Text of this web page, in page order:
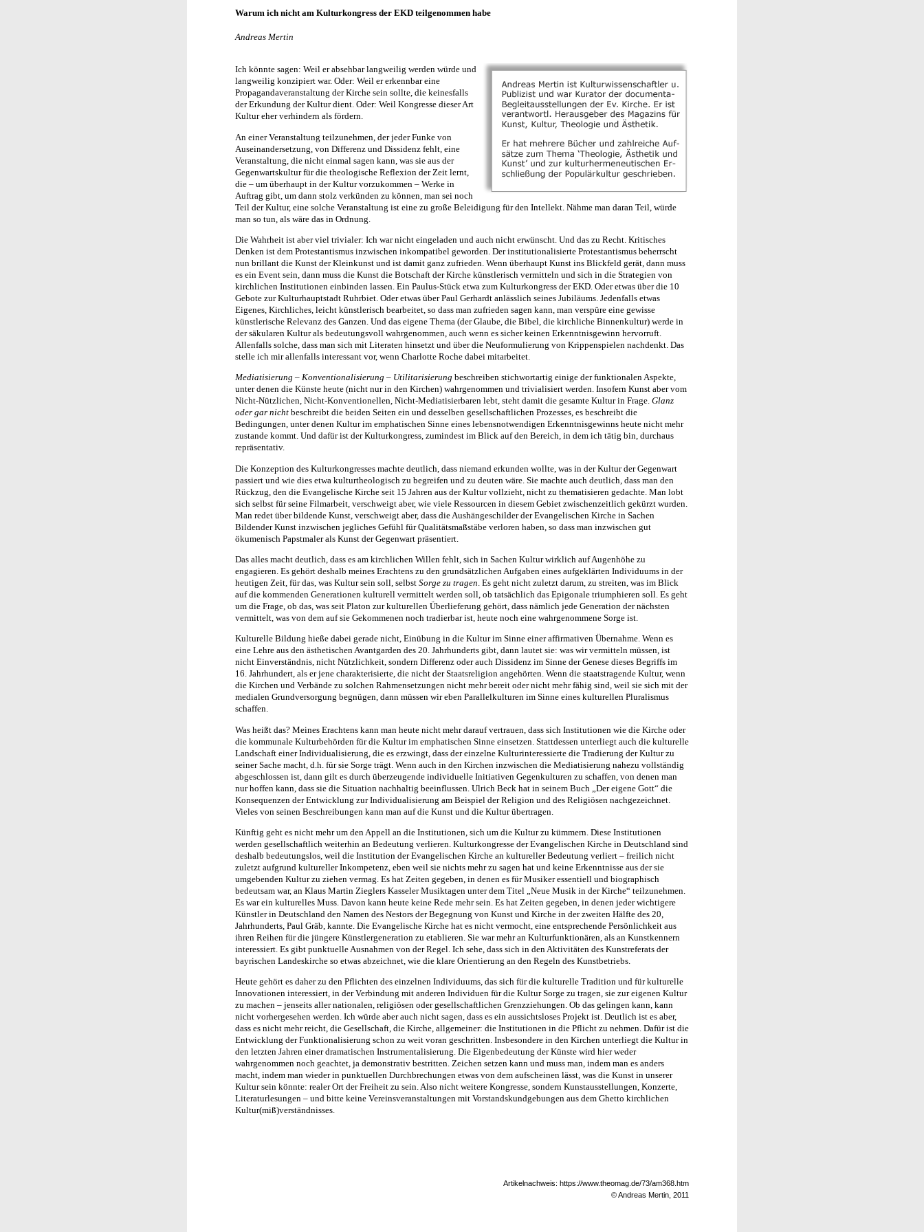
Warum ich nicht am Kulturkongress der EKD teilgenommen habe
Andreas Mertin
Ich könnte sagen: Weil er absehbar langweilig werden würde und
langweilig konzipiert war. Oder: Weil er erkennbar eine
Propagandaveranstaltung der Kirche sein sollte, die keinesfalls
der Erkundung der Kultur dient. Oder: Weil Kongresse dieser Art
Kultur eher verhindern als fördern.
An einer Veranstaltung teilzunehmen, der jeder Funke von
Auseinandersetzung, von Differenz und Dissidenz fehlt, eine
Veranstaltung, die nicht einmal sagen kann, was sie aus der
Gegenwartskultur für die theologische Reflexion der Zeit lernt,
die – um überhaupt in der Kultur vorzukommen – Werke in
Auftrag gibt, um dann stolz verkünden zu können, man sei noch
Teil der Kultur, eine solche Veranstaltung ist eine zu große Beleidigung für den Intellekt. Nähme man daran Teil, würde
man so tun, als wäre das in Ordnung.
Die Wahrheit ist aber viel trivialer: Ich war nicht eingeladen und auch nicht erwünscht. Und das zu Recht. Kritisches
Denken ist dem Protestantismus inzwischen inkompatibel geworden. Der institutionalisierte Protestantismus beherrscht
nun brillant die Kunst der Kleinkunst und ist damit ganz zufrieden. Wenn überhaupt Kunst ins Blickfeld gerät, dann muss
es ein Event sein, dann muss die Kunst die Botschaft der Kirche künstlerisch vermitteln und sich in die Strategien von
kirchlichen Institutionen einbinden lassen. Ein Paulus-Stück etwa zum Kulturkongress der EKD. Oder etwas über die 10
Gebote zur Kulturhauptstadt Ruhrbiet. Oder etwas über Paul Gerhardt anlässlich seines Jubiläums. Jedenfalls etwas
Eigenes, Kirchliches, leicht künstlerisch bearbeitet, so dass man zufrieden sagen kann, man verspüre eine gewisse
künstlerische Relevanz des Ganzen. Und das eigene Thema (der Glaube, die Bibel, die kirchliche Binnenkultur) werde in
der säkularen Kultur als bedeutungsvoll wahrgenommen, auch wenn es sicher keinen Erkenntnisgewinn hervorruft.
Allenfalls solche, dass man sich mit Literaten hinsetzt und über die Neuformulierung von Krippenspielen nachdenkt. Das
stelle ich mir allenfalls interessant vor, wenn Charlotte Roche dabei mitarbeitet.
Mediatisierung – Konventionalisierung – Utilitarisierung beschreiben stichwortartig einige der funktionalen Aspekte,
unter denen die Künste heute (nicht nur in den Kirchen) wahrgenommen und trivialisiert werden. Insofern Kunst aber vom
Nicht-Nützlichen, Nicht-Konventionellen, Nicht-Mediatisierbaren lebt, steht damit die gesamte Kultur in Frage. Glanz
oder gar nicht beschreibt die beiden Seiten ein und desselben gesellschaftlichen Prozesses, es beschreibt die
Bedingungen, unter denen Kultur im emphatischen Sinne eines lebensnotwendigen Erkenntnisgewinns heute nicht mehr
zustande kommt. Und dafür ist der Kulturkongress, zumindest im Blick auf den Bereich, in dem ich tätig bin, durchaus
repräsentativ.
Die Konzeption des Kulturkongresses machte deutlich, dass niemand erkunden wollte, was in der Kultur der Gegenwart
passiert und wie dies etwa kulturtheologisch zu begreifen und zu deuten wäre. Sie machte auch deutlich, dass man den
Rückzug, den die Evangelische Kirche seit 15 Jahren aus der Kultur vollzieht, nicht zu thematisieren gedachte. Man lobt
sich selbst für seine Filmarbeit, verschweigt aber, wie viele Ressourcen in diesem Gebiet zwischenzeitlich gekürzt wurden.
Man redet über bildende Kunst, verschweigt aber, dass die Aushängeschilder der Evangelischen Kirche in Sachen
Bildender Kunst inzwischen jegliches Gefühl für Qualitätsmaßstäbe verloren haben, so dass man inzwischen gut
ökumenisch Papstmaler als Kunst der Gegenwart präsentiert.
Das alles macht deutlich, dass es am kirchlichen Willen fehlt, sich in Sachen Kultur wirklich auf Augenhöhe zu
engagieren. Es gehört deshalb meines Erachtens zu den grundsätzlichen Aufgaben eines aufgeklärten Individuums in der
heutigen Zeit, für das, was Kultur sein soll, selbst Sorge zu tragen . Es geht nicht zuletzt darum, zu streiten, was im Blick
auf die kommenden Generationen kulturell vermittelt werden soll, ob tatsächlich das Epigonale triumphieren soll. Es geht
um die Frage, ob das, was seit Platon zur kulturellen Überlieferung gehört, dass nämlich jede Generation der nächsten
vermittelt, was von dem auf sie Gekommenen noch tradierbar ist, heute noch eine wahrgenommene Sorge ist.
Kulturelle Bildung hieße dabei gerade nicht, Einübung in die Kultur im Sinne einer affirmativen Übernahme. Wenn es
eine Lehre aus den ästhetischen Avantgarden des 20. Jahrhunderts gibt, dann lautet sie: was wir vermitteln müssen, ist
nicht Einverständnis, nicht Nützlichkeit, sondern Differenz oder auch Dissidenz im Sinne der Genese dieses Begriffs im
16. Jahrhundert, als er jene charakterisierte, die nicht der Staatsreligion angehörten. Wenn die staatstragende Kultur, wenn
die Kirchen und Verbände zu solchen Rahmensetzungen nicht mehr bereit oder nicht mehr fähig sind, weil sie sich mit der
medialen Grundversorgung begnügen, dann müssen wir eben Parallelkulturen im Sinne eines kulturellen Pluralismus
schaffen.
Was heißt das? Meines Erachtens kann man heute nicht mehr darauf vertrauen, dass sich Institutionen wie die Kirche oder
die kommunale Kulturbehörden für die Kultur im emphatischen Sinne einsetzen. Stattdessen unterliegt auch die kulturelle
Landschaft einer Individualisierung, die es erzwingt, dass der einzelne Kulturinteressierte die Tradierung der Kultur zu
seiner Sache macht, d.h. für sie Sorge trägt. Wenn auch in den Kirchen inzwischen die Mediatisierung nahezu vollständig
abgeschlossen ist, dann gilt es durch überzeugende individuelle Initiativen Gegenkulturen zu schaffen, von denen man
nur hoffen kann, dass sie die Situation nachhaltig beeinflussen. Ulrich Beck hat in seinem Buch „Der eigene Gott“ die
Konsequenzen der Entwicklung zur Individualisierung am Beispiel der Religion und des Religiösen nachgezeichnet.
Vieles von seinen Beschreibungen kann man auf die Kunst und die Kultur übertragen.
Künftig geht es nicht mehr um den Appell an die Institutionen, sich um die Kultur zu kümmern. Diese Institutionen
werden gesellschaftlich weiterhin an Bedeutung verlieren. Kulturkongresse der Evangelischen Kirche in Deutschland sind
deshalb bedeutungslos, weil die Institution der Evangelischen Kirche an kultureller Bedeutung verliert – freilich nicht
zuletzt aufgrund kultureller Inkompetenz, eben weil sie nichts mehr zu sagen hat und keine Erkenntnisse aus der sie
umgebenden Kultur zu ziehen vermag. Es hat Zeiten gegeben, in denen es für Musiker essentiell und biographisch
bedeutsam war, an Klaus Martin Zieglers Kasseler Musiktagen unter dem Titel „Neue Musik in der Kirche“ teilzunehmen.
Es war ein kulturelles Muss. Davon kann heute keine Rede mehr sein. Es hat Zeiten gegeben, in denen jeder wichtigere
Künstler in Deutschland den Namen des Nestors der Begegnung von Kunst und Kirche in der zweiten Hälfte des 20,
Jahrhunderts, Paul Gräb, kannte. Die Evangelische Kirche hat es nicht vermocht, eine entsprechende Persönlichkeit aus
ihren Reihen für die jüngere Künstlergeneration zu etablieren. Sie war mehr an Kulturfunktionären, als an Kunstkennern
interessiert. Es gibt punktuelle Ausnahmen von der Regel. Ich sehe, dass sich in den Aktivitäten des Kunstreferats der
bayrischen Landeskirche so etwas abzeichnet, wie die klare Orientierung an den Regeln des Kunstbetriebs.
Heute gehört es daher zu den Pflichten des einzelnen Individuums, das sich für die kulturelle Tradition und für kulturelle
Innovationen interessiert, in der Verbindung mit anderen Individuen für die Kultur Sorge zu tragen, sie zur eigenen Kultur
zu machen – jenseits aller nationalen, religiösen oder gesellschaftlichen Grenzziehungen. Ob das gelingen kann, kann
nicht vorhergesehen werden. Ich würde aber auch nicht sagen, dass es ein aussichtsloses Projekt ist. Deutlich ist es aber,
dass es nicht mehr reicht, die Gesellschaft, die Kirche, allgemeiner: die Institutionen in die Pflicht zu nehmen. Dafür ist die
Entwicklung der Funktionalisierung schon zu weit voran geschritten. Insbesondere in den Kirchen unterliegt die Kultur in
den letzten Jahren einer dramatischen Instrumentalisierung. Die Eigenbedeutung der Künste wird hier weder
wahrgenommen noch geachtet, ja demonstrativ bestritten. Zeichen setzen kann und muss man, indem man es anders
macht, indem man wieder in punktuellen Durchbrechungen etwas von dem aufscheinen lässt, was die Kunst in unserer
Kultur sein könnte: realer Ort der Freiheit zu sein. Also nicht weitere Kongresse, sondern Kunstausstellungen, Konzerte,
Literaturlesungen – und bitte keine Vereinsveranstaltungen mit Vorstandskundgebungen aus dem Ghetto kirchlichen
Kultur(miß)verständnisses.
Artikelnachweis: https://www.theomag.de/73/am368.htm
© Andreas Mertin, 2011